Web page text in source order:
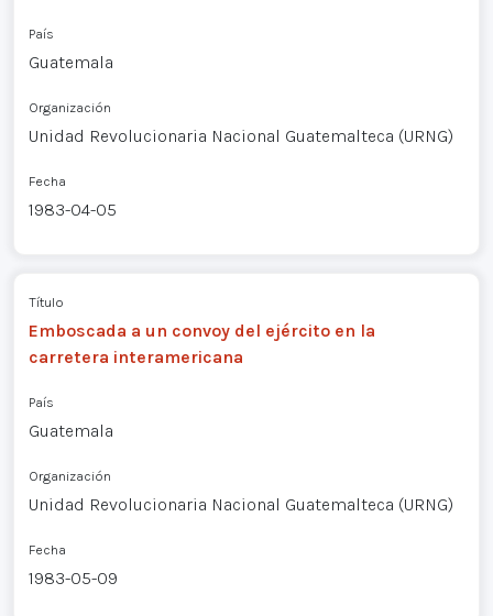
País
Guatemala
Organización
Unidad Revolucionaria Nacional Guatemalteca (URNG)
Fecha
1983-04-05
Título
Emboscada a un convoy del ejército en la
carretera interamericana
País
Guatemala
Organización
Unidad Revolucionaria Nacional Guatemalteca (URNG)
Fecha
1983-05-09